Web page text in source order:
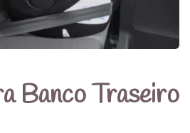
Banco Traseiro